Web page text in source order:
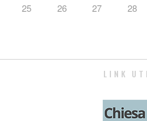
25 26 27 28
LINK